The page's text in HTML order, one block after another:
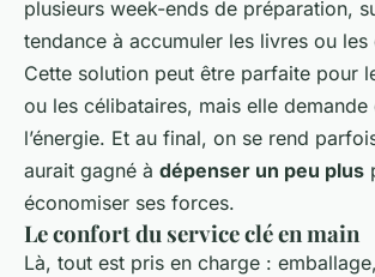
plusieurs week-ends de préparation,
tendance à accumuler les livres ou
Cette solution peut être parfaite pour
ou les célibataires, mais elle
l’énergie. Et au final, on se rend
aurait gagné à dépenser un peu plus
économiser ses forces.
Le confort du service clé en main
Là, tout est pris en charge :